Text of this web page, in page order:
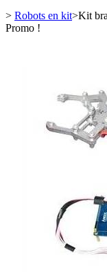
> Robots en kit>Kit
Promo !